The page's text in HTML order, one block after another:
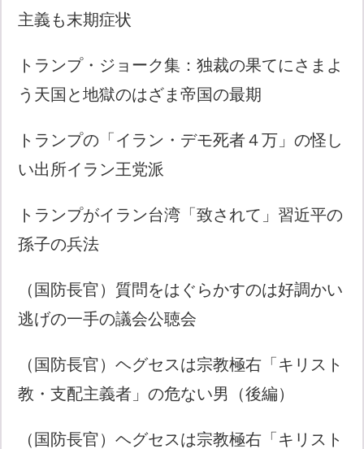
主義も末期症状
トランプ・ジョーク集：独裁の果てにさまよ
う天国と地獄のはざま帝国の最期
トランプの「イラン・デモ死者４万」の怪し
い出所イラン王党派
トランプがイラン台湾「致されて」習近平の
孫子の兵法
（国防長官）質問をはぐらかすのは好調かい
逃げの一手の議会公聴会
（国防長官）ヘグセスは宗教極右「キリスト
教・支配主義者」の危ない男（後編）
（国防長官）ヘグセスは宗教極右「キリスト